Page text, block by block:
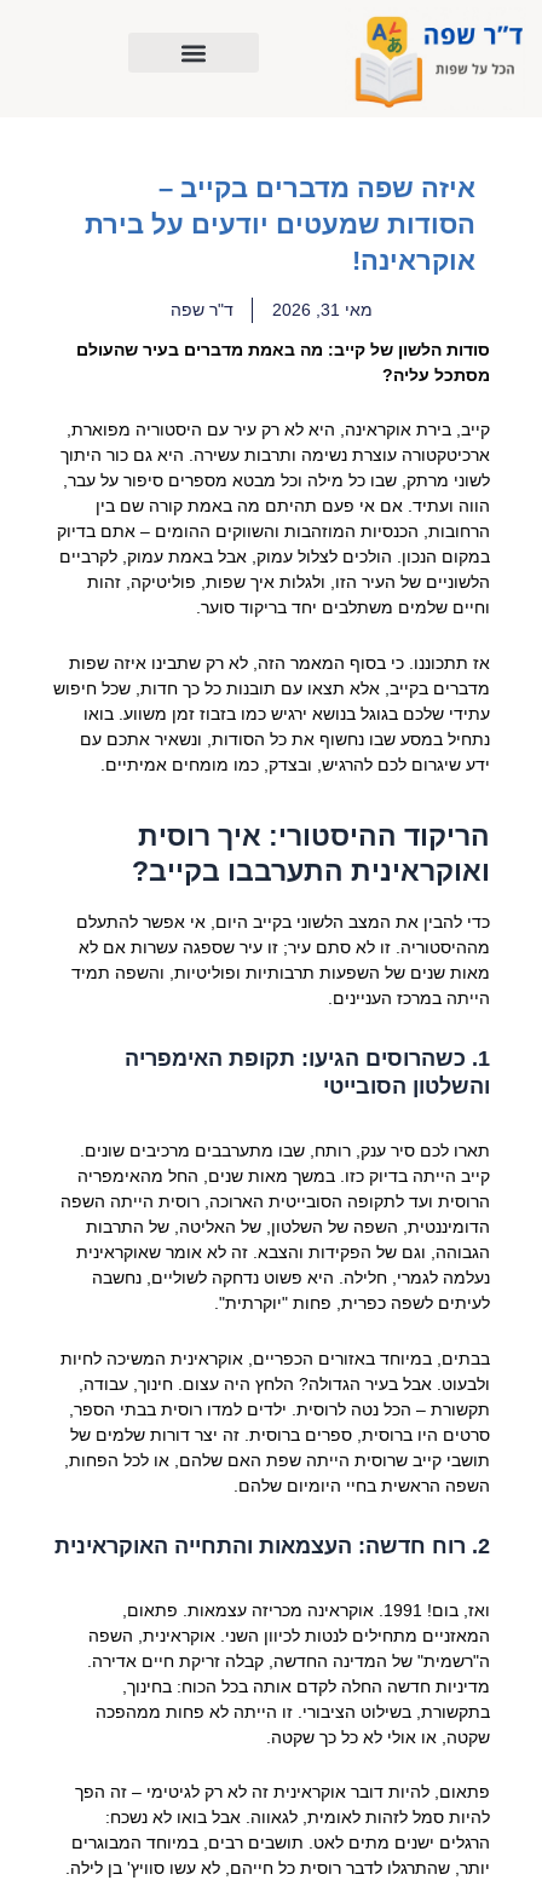
לתוכן
איזה שפה מדברים בקייב –
הסודות שמעטים יודעים על בירת
אוקראינה!
מאי 31, 2026 ד"ר שפה
סודות הלשון של קייב: מה באמת מדברים בעיר שהעולם
מסתכל עליה?
קייב, בירת אוקראינה, היא לא רק עיר עם היסטוריה מפוארת,
ארכיטקטורה עוצרת נשימה ותרבות עשירה. היא גם כור היתוך
לשוני מרתק, שבו כל מילה וכל מבטא מספרים סיפור על עבר,
הווה ועתיד. אם אי פעם תהיתם מה באמת קורה שם בין
הרחובות, הכנסיות המוזהבות והשווקים ההומים – אתם בדיוק
במקום הנכון. הולכים לצלול עמוק, אבל באמת עמוק, לקרביים
הלשוניים של העיר הזו, ולגלות איך שפות, פוליטיקה, זהות
וחיים שלמים משתלבים יחד בריקוד סוער.
אז תתכוננו. כי בסוף המאמר הזה, לא רק שתבינו איזה שפות
מדברים בקייב, אלא תצאו עם תובנות כל כך חדות, שכל חיפוש
עתידי שלכם בגוגל בנושא ירגיש כמו בזבוז זמן משווע. בואו
נתחיל במסע שבו נחשוף את כל הסודות, ונשאיר אתכם עם
ידע שיגרום לכם להרגיש, ובצדק, כמו מומחים אמיתיים.
הריקוד ההיסטורי: איך רוסית
ואוקראינית התערבבו בקייב?
כדי להבין את המצב הלשוני בקייב היום, אי אפשר להתעלם
מההיסטוריה. זו לא סתם עיר; זו עיר שספגה עשרות אם לא
מאות שנים של השפעות תרבותיות ופוליטיות, והשפה תמיד
הייתה במרכז העניינים.
1. כשהרוסים הגיעו: תקופת האימפריה
והשלטון הסובייטי
תארו לכם סיר ענק, רותח, שבו מתערבבים מרכיבים שונים.
קייב הייתה בדיוק כזו. במשך מאות שנים, החל מהאימפריה
הרוסית ועד לתקופה הסובייטית הארוכה, רוסית הייתה השפה
הדומיננטית, השפה של השלטון, של האליטה, של התרבות
הגבוהה, וגם של הפקידות והצבא. זה לא אומר שאוקראינית
נעלמה לגמרי, חלילה. היא פשוט נדחקה לשוליים, נחשבה
לעיתים לשפה כפרית, פחות "יוקרתית".
בבתים, במיוחד באזורים הכפריים, אוקראינית המשיכה לחיות
ולבעוט. אבל בעיר הגדולה? הלחץ היה עצום. חינוך, עבודה,
תקשורת – הכל נטה לרוסית. ילדים למדו רוסית בבתי הספר,
סרטים היו ברוסית, ספרים ברוסית. זה יצר דורות שלמים של
תושבי קייב שרוסית הייתה שפת האם שלהם, או לכל הפחות,
השפה הראשית בחיי היומיום שלהם.
2. רוח חדשה: העצמאות והתחייה האוקראינית
ואז, בום! 1991. אוקראינה מכריזה עצמאות. פתאום,
המאזניים מתחילים לנטות לכיוון השני. אוקראינית, השפה
ה"רשמית" של המדינה החדשה, קבלה זריקת חיים אדירה.
מדיניות חדשה החלה לקדם אותה בכל הכוח: בחינוך,
בתקשורת, בשילוט הציבורי. זו הייתה לא פחות ממהפכה
שקטה, או אולי לא כל כך שקטה.
פתאום, להיות דובר אוקראינית זה לא רק לגיטימי – זה הפך
להיות סמל לזהות לאומית, לגאווה. אבל בואו לא נשכח:
הרגלים ישנים מתים לאט. תושבים רבים, במיוחד המבוגרים
יותר, שהתרגלו לדבר רוסית כל חייהם, לא עשו סוויץ' בן לילה.